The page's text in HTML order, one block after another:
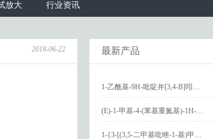
放大 行业资讯
2018-06-22 最新产品